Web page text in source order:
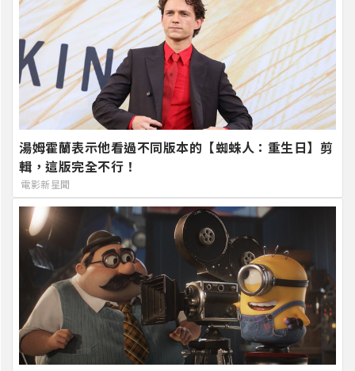
湯姆霍蘭表示他看過不同版本的【蜘蛛人：重生日】剪
輯，這版完全不行！
電影新星聞